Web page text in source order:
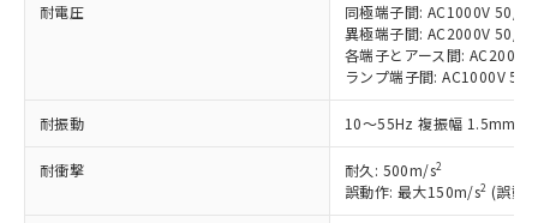
耐電圧
同極端子間: AC1000V 50/
異極端子間: AC2000V 50/
各端子とアース間:
ランプ端子間: AC1000V
耐振動 10～55Hz 複振幅 1.5mm (
耐衝撃 耐久: 500m/s2
誤動作: 最大150m/s2 (誤動
以下の条件をお読みいただき、同意のうえ
本サービスは、当社制御機器事業取扱
商品の当社在庫状況および標準価格
(税抜)を提供させていただくもので
当社制御機器事業取扱商品の中には、
対応予定なし：EU RoHS指令（10物質）の
非含有に非対応の商品で、対応品を出す予
調査・確認中：EU RoHS指令（10物質）の
非含有の対応状況を調査中または確認中の
非該当品：ライセンス料など無形物で、有
害物質有無と関係のない商品です。
「○」：最大均質材料含有率が中国RoHSの
基準値以下であることを示します。